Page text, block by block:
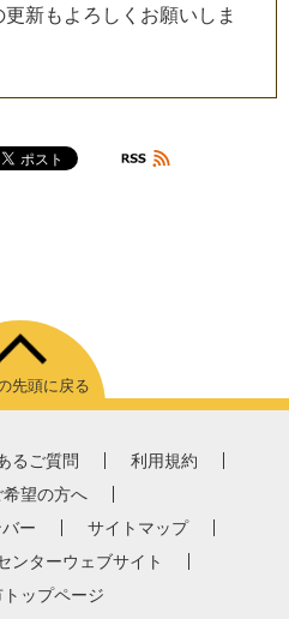
更新も よ ろ し く お願い し ま
先頭に戻る
るご質問
利用規約
望の方へ
ー
サイトマップ
ンターウェブサイト
トップページ